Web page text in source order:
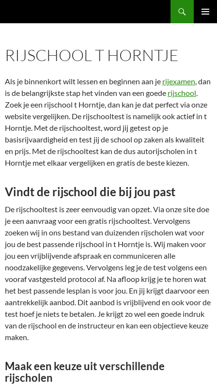
RIJSCHOOL T HORNTJE
Als je binnenkort wilt lessen en beginnen aan je rijexamen, dan
is de belangrijkste stap het vinden van een goede rijschool.
Zoek je een rijschool t Horntje, dan kan je dat perfect via onze
website vergelijken. De rijschooltest is namelijk ook actief in t
Horntje. Met de rijschooltest, word jij getest op je
basisrijvaardigheid en test jij de school op zaken als kwaliteit
en prijs. Met de rijschooltest kan de dus autorijscholen in t
Horntje met elkaar vergelijken en gratis de beste kiezen.
Vindt de rijschool die bij jou past
De rijschooltest is zeer eenvoudig van opzet. Via onze site doe
je een aanvraag voor een gratis rijschooltest. Vervolgens
zoeken wij in ons bestand van duizenden rijscholen wat voor
jou de best passende rijschool in t Horntje is. Wij maken voor
jou een vrijblijvende afspraak en communiceren alle
noodzakelijke gegevens. Vervolgens leg je de test volgens een
vooraf vastgesteld protocol af. Na afloop krijg je te horen wat
het best passende lesplan is voor jou. En jij krijgt daarvoor een
aantrekkelijk aanbod. Dit aanbod is vrijblijvend en ook voor de
test hoef je niets te betalen. Je krijgt zo wel een goede indruk
van de rijschool en de instructeur en kan een objectieve keuze
maken.
Maak een keuze uit verschillende
rijscholen